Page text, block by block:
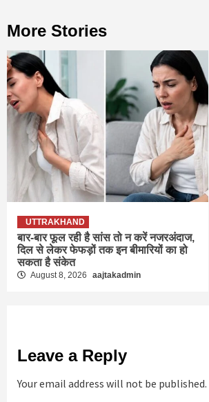
More Stories
UTTRAKHAND
बार-बार फूल रही है सांस तो न करें नजरअंदाज,
दिल से लेकर फेफड़ों तक इन बीमारियों का हो
सकता है संकेत
August 8, 2026 aajtakadmin
Leave a Reply
Your email address will not be published.